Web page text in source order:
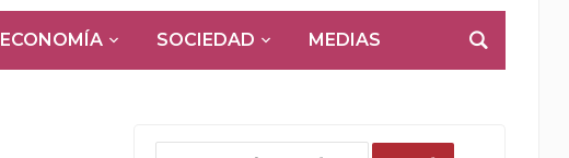
ECONOMÍA SOCIEDAD MEDIAS